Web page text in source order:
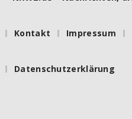
Kontakt Impressum
Datenschutzerklärung